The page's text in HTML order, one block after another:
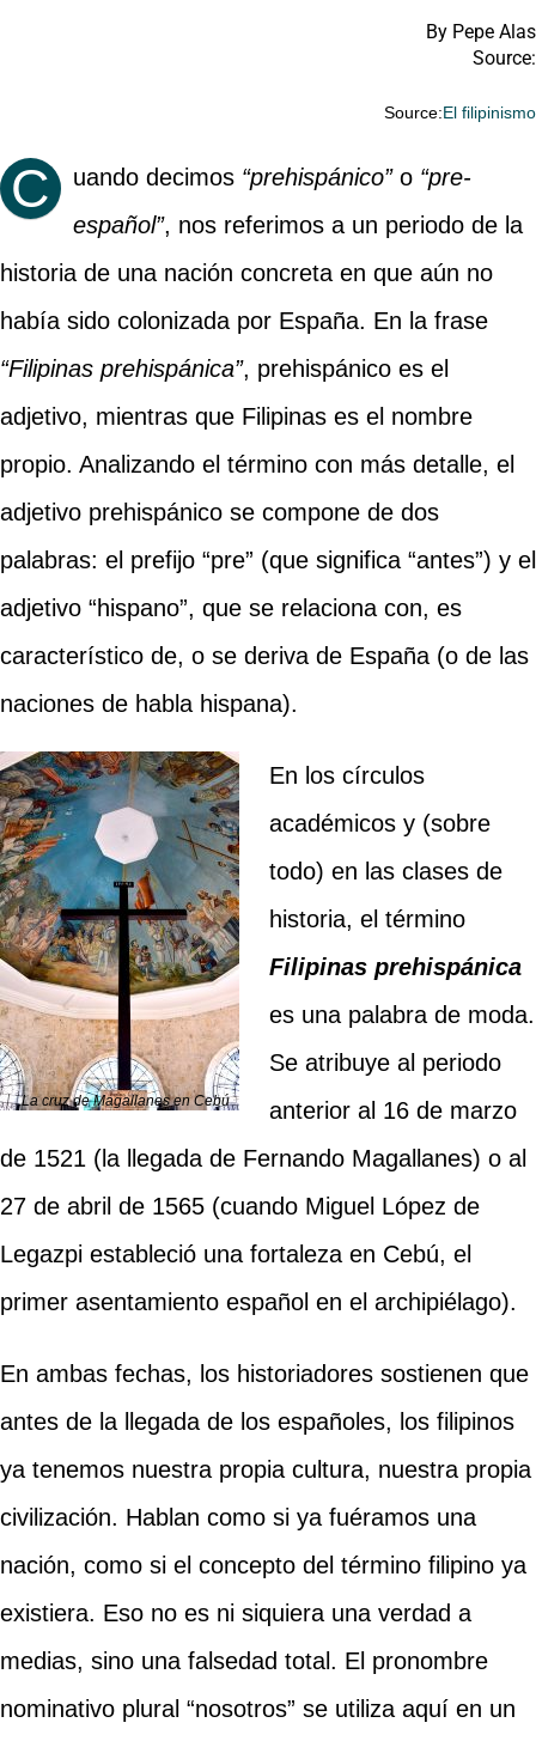
By Pepe Alas
Source:
Source:El filipinismo
C uando decimos “prehispánico”o “pre-
español”, nos referimos a un periodo de la
historia de una nación concreta en que aún no
había sido colonizada por España. En la frase
“Filipinas prehispánica”, prehispánico es el
adjetivo, mientras que Filipinas es el nombre
propio. Analizando el término con más detalle, el
adjetivo prehispánico se compone de dos
palabras: el prefijo “pre” (que significa “antes”) y el
adjetivo “hispano”, que se relaciona con, es
característico de, o se deriva de España (o de las
naciones de habla hispana).
La cruz de Magallanes en Cebú
En los círculos
académicos y (sobre
todo) en las clases de
historia, el término
Filipinas prehispánica
es una palabra de moda.
Se atribuye al periodo
anterior al 16 de marzo
de 1521 (la llegada de Fernando Magallanes) o al
27 de abril de 1565 (cuando Miguel López de
Legazpi estableció una fortaleza en Cebú, el
primer asentamiento español en el archipiélago).
En ambas fechas, los historiadores sostienen que
antes de la llegada de los españoles, los filipinos
ya tenemos nuestra propia cultura, nuestra propia
civilización. Hablan como si ya fuéramos una
nación, como si el concepto del término filipino ya
existiera. Eso no es ni siquiera una verdad a
medias, sino una falsedad total. El pronombre
nominativo plural “nosotros” se utiliza aquí en un